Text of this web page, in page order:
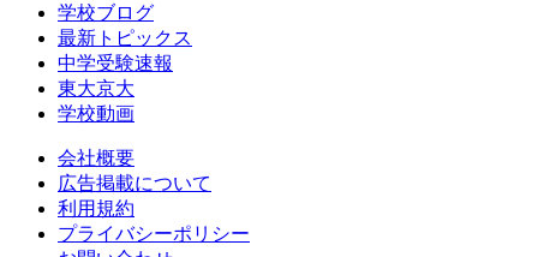
学校ブログ
最新トピックス
中学受験速報
東大京大
学校動画
会社概要
広告掲載について
利用規約
プライバシーポリシー